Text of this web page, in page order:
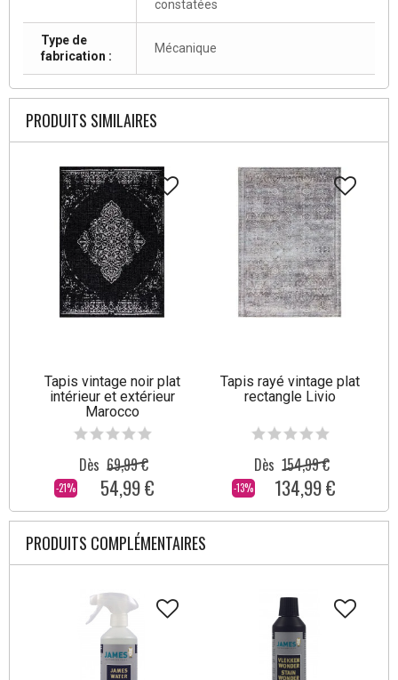
constatées
Type de
fabrication :
Mécanique
PRODUITS SIMILAIRES
Tapis vintage noir plat
intérieur et extérieur
Marocco
-21%
Dès 69,99 €
54,99 €
Tapis rayé vintage plat
rectangle Livio
-13%
Dès 154,99 €
134,99 €
PRODUITS COMPLÉMENTAIRES